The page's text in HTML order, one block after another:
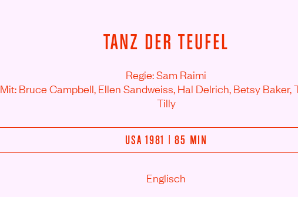
TANZ DER TEUFEL
Regie: Sam Raimi
Mit: Bruce Campbell, Ellen Sandweiss, Hal Delrich, Betsy Baker,
Tilly
USA 1981 | 85 MIN
Englisch